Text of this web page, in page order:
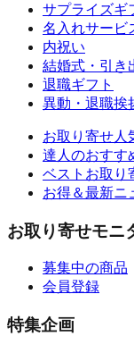
サプライズギ
名入れサービ
内祝い
結婚式・引き
退職ギフト
異動・退職挨
お取り寄せ人
達人のおすす
ベストお取り
お得＆最新ニ
お取り寄せモニ
募集中の商品
会員登録
特集企画